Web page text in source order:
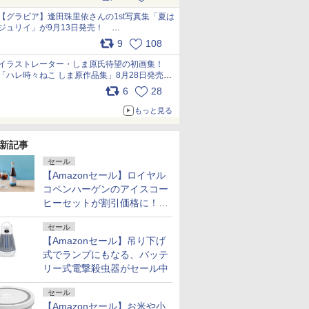
これ以上の幸せはない」……一緒に暮らす愛
犬たちへ… pic.x.com/hEr88DgVyD
グラビア】逢田珠里依さんの1st写真集「夏は
ュリイ」が9月13日発売！
9 108
ラストレーター・しま原氏待望の初画集！
ハレ時々ねこ しま原作品集」8月28日発売
6 28
もっと見る
記事
セール
【Amazonセール】ロイヤル
コペンハーゲンのアイスコー
ヒーセットが割引価格に！夏
のギフトに最適！
セール
【Amazonセール】吊り下げ
式でランプにもなる、バッテ
リー式電撃殺虫器がセール中
セール
【Amazonセール】お米や小